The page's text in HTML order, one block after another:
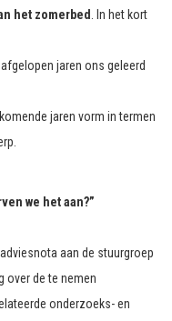
het zomerbed
. In het kort
jaren ons geleerd
jaren vorm in termen
we het aan?”
aan de stuurgroep
over de te nemen
onderzoeks- en